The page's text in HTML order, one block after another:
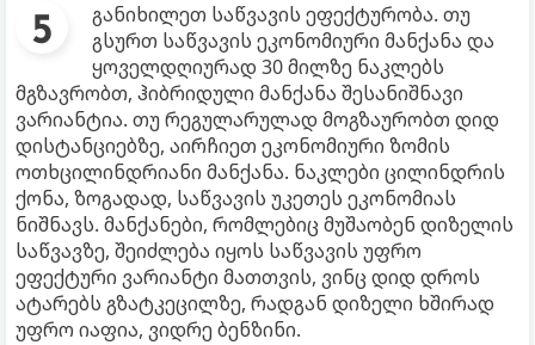
განიხილეთ საწვავის ეფექტურობა. თუ
გსურთ საწვავის ეკონომიური მანქანა და
ყოველდღიურად 30 მილზე ნაკლებს
მგზავრობთ, ჰიბრიდული მანქანა შესანიშნავი
ვარიანტია. თუ რეგულარულად მოგზაურობთ დიდ
დისტანციებზე, აირჩიეთ ეკონომიური ზომის
ოთხცილინდრიანი მანქანა. ნაკლები ცილინდრის
ქონა, ზოგადად, საწვავის უკეთეს ეკონომიას
ნიშნავს. მანქანები, რომლებიც მუშაობენ დიზელის
საწვავზე, შეიძლება იყოს საწვავის უფრო
ეფექტური ვარიანტი მათთვის, ვინც დიდ დროს
ატარებს გზატკეცილზე, რადგან დიზელი ხშირად
უფრო იაფია, ვიდრე ბენზინი.